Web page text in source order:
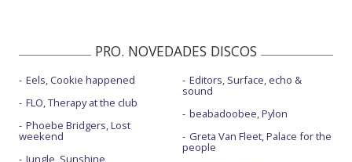
PRO. NOVEDADES DISCOS
Eels, Cookie happened
FLO, Therapy at the club
Phoebe Bridgers, Lost
weekend
Editors, Surface, echo &
sound
beabadoobee, Pylon
Greta Van Fleet, Palace for the
people